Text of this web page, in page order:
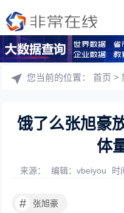
您当前的位置：首页 >
饿了么张旭豪
体
来源： 编辑：vbeiyou 时
# 张旭豪